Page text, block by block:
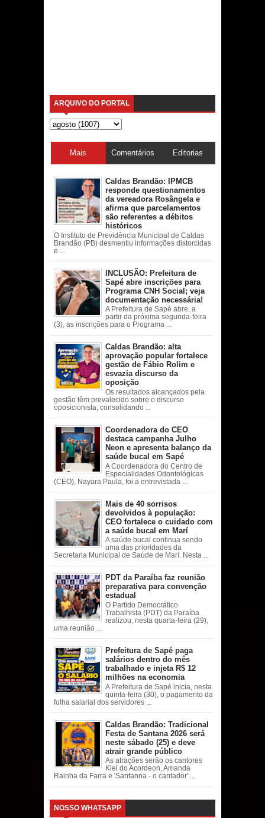
ARQUIVO DO PORTAL
Mais
acessadas
Comentários Editorias
Caldas Brandão: IPMCB
responde questionamentos
da vereadora Rosângela e
afirma que parcelamentos
são referentes a débitos
históricos
O Instituto de Previdência Municipal de Caldas
Brandão (PB) desmentiu informações distorcidas
e ...
INCLUSÃO: Prefeitura de
Sapé abre inscrições para
Programa CNH Social; veja
documentação necessária!
A Prefeitura de Sapé abre, a
partir da próxima segunda-feira
(3), as inscrições para o Programa ...
Caldas Brandão: alta
aprovação popular fortalece
gestão de Fábio Rolim e
esvazia discurso da
oposição
Os resultados alcançados pela
gestão têm prevalecido sobre o discurso
oposicionista, consolidando ...
Coordenadora do CEO
destaca campanha Julho
Neon e apresenta balanço da
saúde bucal em Sapé
A Coordenadora do Centro de
Especialidades Odontológicas
(CEO), Nayara Paula, foi a entrevistada ...
Mais de 40 sorrisos
devolvidos à população:
CEO fortalece o cuidado com
a saúde bucal em Marí
A saúde bucal continua sendo
uma das prioridades da
Secretaria Municipal de Saúde de Marí. Nesta ...
PDT da Paraíba faz reunião
preparativa para convenção
estadual
O Partido Democrático
Trabalhista (PDT) da Paraíba
realizou, nesta quarta-feira (29),
uma reunião ...
Prefeitura de Sapé paga
salários dentro do mês
trabalhado e injeta R$ 12
milhões na economia
A Prefeitura de Sapé inicia, nesta
quinta-feira (30), o pagamento da
folha salarial dos servidores ...
Caldas Brandão: Tradicional
Festa de Santana 2026 será
neste sábado (25) e deve
atrair grande público
As atrações serão os cantores
Kiel do Acordeon, Amanda
Rainha da Farra e 'Santanna - o cantador' ...
NOSSO WHATSAPP